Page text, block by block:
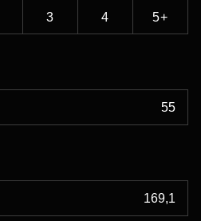
3 4 5+